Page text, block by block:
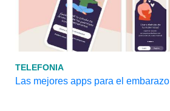
TELEFONIA
Las mejores apps para el embarazo